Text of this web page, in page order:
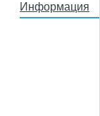
Информация